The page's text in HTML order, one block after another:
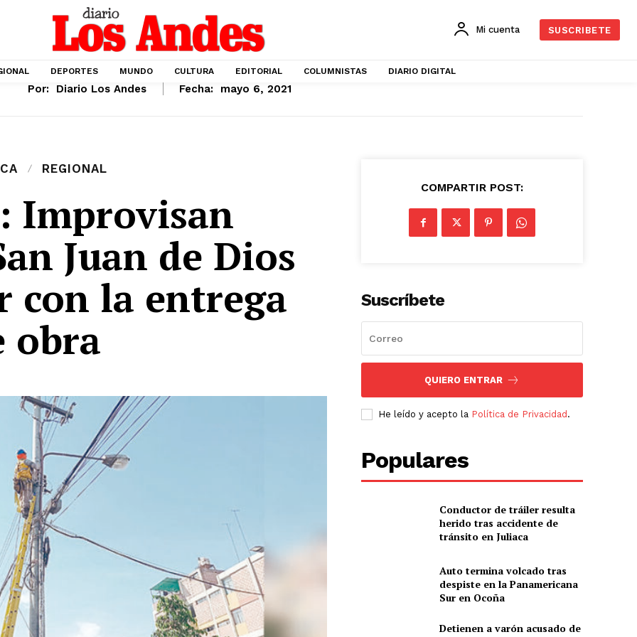
Mi cuenta SUSCRIBETE
DEPORTES MUNDO CULTURA EDITORIAL COLUMNISTAS DIARIO DIGITAL
Por: Diario Los Andes Fecha: mayo 6, 2021
REGIONAL
Improvisan
Juan de Dios
con la entrega
obra
COMPARTIR POST:
Suscríbete
QUIERO ENTRAR
He leído y acepto la Política de Privacidad .
Populares
Conductor de tráiler resulta
herido tras accidente de
tránsito en Juliaca
Auto termina volcado tras
despiste en la Panamericana
Sur en Ocoña
Detienen a varón acusado de